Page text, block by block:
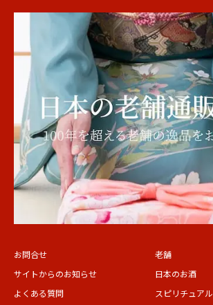
お問合せ
サイトからのお知らせ
よくある質問
老舗
日本のお酒
スピリチュアル